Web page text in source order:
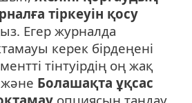
тіркеуін қосу
Егер журналда
керек бірдеңені
тінтуірдің оң жақ
және Болашақта ұқсас